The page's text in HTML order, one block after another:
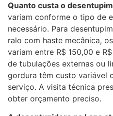
Quanto custa o
variam conforme o tipo de
necessário. Para
ralo com haste mecânica,
variam entre R$ 150,00 e
de tubulações externas ou
gordura têm custo variável
serviço. A visita técnica
obter orçamento preciso.